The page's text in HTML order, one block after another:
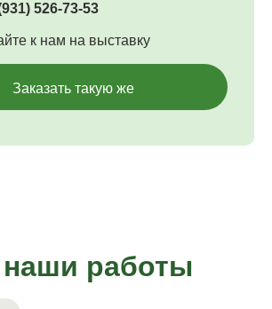
526-73-53
к нам на выставку
Заказать такую же
наши работы